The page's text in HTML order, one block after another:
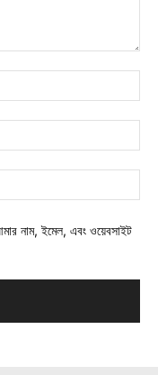
নাম, ইমেল, এবং ওয়েবসাইট